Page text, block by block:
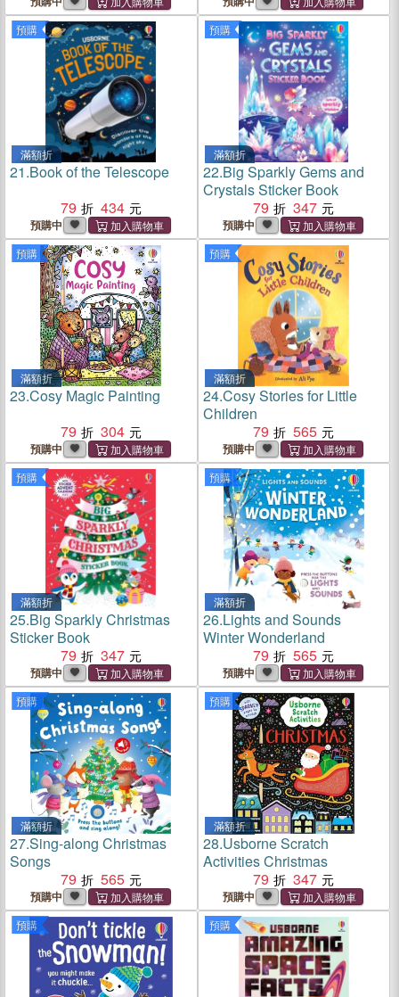
預購
滿額折
21.Book of the Telescope
79
434
預購中
預購
滿額折
22.Big Sparkly Gems and
Crystals Sticker Book
79
347
預購中
預購
滿額折
23.Cosy Magic Painting
79
304
預購中
預購
滿額折
24.Cosy Stories for Little
Children
79
565
預購中
預購
滿額折
25.Big Sparkly Christmas
Sticker Book
79
347
預購中
預購
滿額折
26.Lights and Sounds
Winter Wonderland
79
565
預購中
預購
滿額折
27.Sing-along Christmas
Songs
79
565
預購中
預購
滿額折
28.Usborne Scratch
Activities Christmas
79
347
預購中
預購 預購